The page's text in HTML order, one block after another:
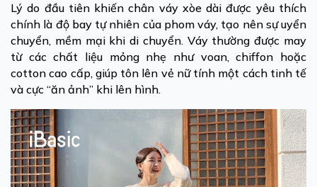
Lý do đầu tiên khiến chân váy xòe dài được yêu thích
chính là độ bay tự nhiên của phom váy, tạo nên sự uyển
chuyển, mềm mại khi di chuyển. Váy thường được may
từ các chất liệu mỏng nhẹ như voan, chiffon hoặc
cotton cao cấp, giúp tôn lên vẻ nữ tính một cách tinh tế
và cực “ăn ảnh” khi lên hình.